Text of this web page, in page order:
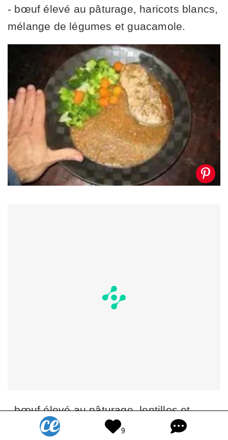
- bœuf élevé au pâturage, haricots blancs,
mélange de légumes et guacamole.
- bœuf élevé au pâturage, lentilles et
mélange de légumes.
9